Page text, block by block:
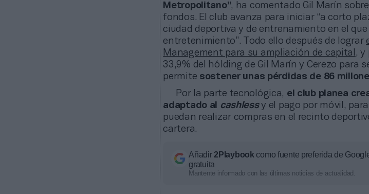
Metropolitano”, ha comentado Gil Marín
fondos. El club avanza para iniciar “a corto
ciudad deportiva y de entrenamiento en el
entretenimiento”. Todo ello después de lograr
Management para su ampliación de capital , y
33,9% del hólding de Gil Marín y Cerezo para
permite sostener unas pérdidas de 86
Por la parte tecnológica, el club planea
adaptado al
cashlessy el pago por móvil,
puedan realizar compras en el recinto
cartera.
Añadir2Playbook como fuente preferida de
gratuita
Mantente informado con las últimas noticias de actualidad.